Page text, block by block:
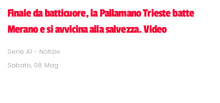
Finale da batticuore, la Pallamano Trieste batte
Merano e si avvicina alla salvezza. Video
Serie A1 - Notizie
Sabato, 08 Mag